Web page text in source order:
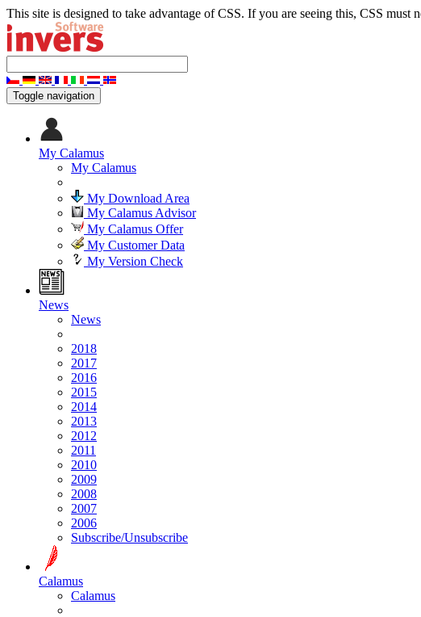
This site is designed to take advantage of CSS. If you are seeing this, CSS
Toggle navigation
My Calamus
My Calamus
My Download Area
My Calamus Advisor
My Calamus Offer
My Customer Data
My Version Check
News
News
2018
2017
2016
2015
2014
2013
2012
2011
2010
2009
2008
2007
2006
Subscribe/Unsubscribe
Calamus
Calamus